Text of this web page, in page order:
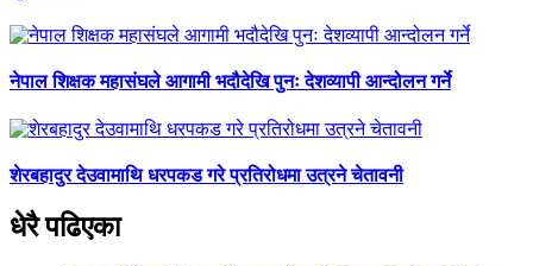
नेपाल शिक्षक महासंघले आगामी भदौदेखि पुनः देशव्यापी आन्दोलन गर्ने
शेरबहादुर देउवामाथि धरपकड गरे प्रतिरोधमा उत्रने चेतावनी
धेरै पढिएका